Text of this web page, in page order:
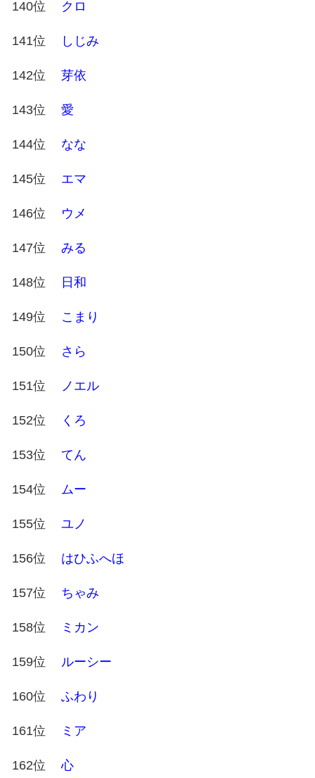
140位 クロ
141位 しじみ
142位 芽依
143位 愛
144位 なな
145位 エマ
146位 ウメ
147位 みる
148位 日和
149位 こまり
150位 さら
151位 ノエル
152位 くろ
153位 てん
154位 ムー
155位 ユノ
156位 はひふへほ
157位 ちゃみ
158位 ミカン
159位 ルーシー
160位 ふわり
161位 ミア
162位 心